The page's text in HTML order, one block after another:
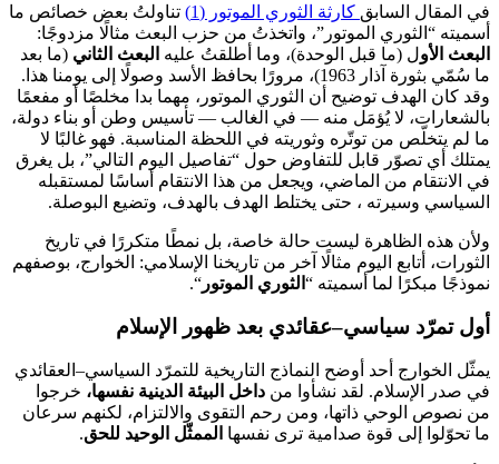
في المقال السابق كارثة الثوري الموتور (1)
تناولتُ بعض خصائص ما
أسميته “الثوري الموتور”، واتخذتُ من حزب البعث مثالًا مزدوجًا:
البعث الأول (ما قبل الوحدة)، وما أطلقتُ عليه البعث الثاني (ما بعد
ما سُمّي بثورة آذار 1963)، مرورًا بحافظ الأسد وصولًا إلى يومنا هذا.
وقد كان الهدف توضيح أن الثوري الموتور، مهما بدا مخلصًا أو مفعمًا
بالشعارات، لا يُؤمَل منه — في الغالب — تأسيس وطن أو بناء دولة،
ما لم يتخلّص من توتّره وثوريته في اللحظة المناسبة. فهو غالبًا لا
يمتلك أي تصوّر قابل للتفاوض حول “تفاصيل اليوم التالي”، بل يغرق
في الانتقام من الماضي، ويجعل من هذا الانتقام أساسًا لمستقبله
السياسي وسيرته ، حتى يختلط الهدف بالهدف، وتضيع البوصلة.
ولأن هذه الظاهرة ليست حالة خاصة، بل نمطًا متكررًا في تاريخ
الثورات، أتابع اليوم مثالًا آخر من تاريخنا الإسلامي: الخوارج، بوصفهم
نموذجًا مبكرًا لما أسميته “ الثوري الموتور “.
أول تمرّد سياسي–عقائدي بعد ظهور الإسلام
يمثّل الخوارج أحد أوضح النماذج التاريخية للتمرّد السياسي–العقائدي
في صدر الإسلام. لقد نشأوا من داخل البيئة الدينية نفسها، خرجوا
من نصوص الوحي ذاتها، ومن رحم التقوى والالتزام، لكنهم سرعان
ما تحوّلوا إلى قوة صدامية ترى نفسها الممثّل الوحيد للحق.